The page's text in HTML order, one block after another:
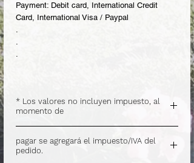
Payment: Debit card, International Credit
Card, International Visa / Paypal
.
.
.
* Los valores no incluyen impuesto, al
momento de
pagar se agregará el impuesto/IVA del
pedido.